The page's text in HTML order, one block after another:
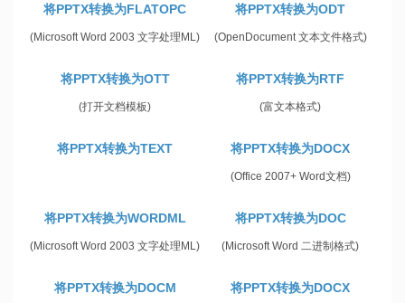
将PPTX转换为FLATOPC
(Microsoft Word 2003 文字处理ML)
将PPTX转换为ODT
(OpenDocument 文本文件格式)
将PPTX转换为OTT
(打开文档模板)
将PPTX转换为RTF
(富文本格式)
将PPTX转换为TEXT 将PPTX转换为DOCX
(Office 2007+ Word文档)
将PPTX转换为WORDML
(Microsoft Word 2003 文字处理ML)
将PPTX转换为DOC
(Microsoft Word 二进制格式)
将PPTX转换为DOCM 将PPTX转换为DOCX